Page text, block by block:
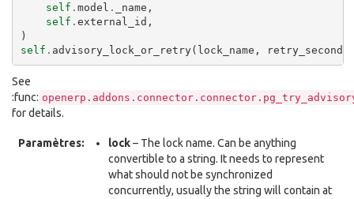
self . model . _name ,
self . external_id ,
)
self . advisory_lock_or_retry( lock_name , retry_seconds
See
:func:
for details.
Paramètres: lock– The lock name. Can be anything
convertible to a string. It needs to represent
what should not be synchronized
concurrently, usually the string will contain at